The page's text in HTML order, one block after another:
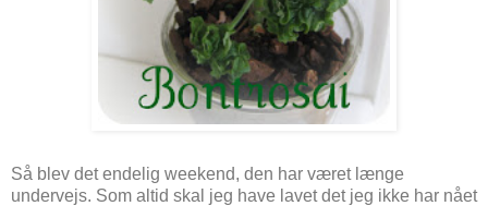
Så blev det endelig weekend, den har været længe
undervejs. Som altid skal jeg have lavet det jeg ikke har nået